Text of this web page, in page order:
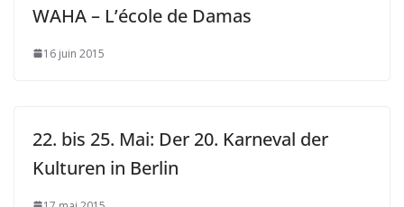
WAHA – L’école de Damas
16 juin 2015
22. bis 25. Mai: Der 20. Karneval der
Kulturen in Berlin